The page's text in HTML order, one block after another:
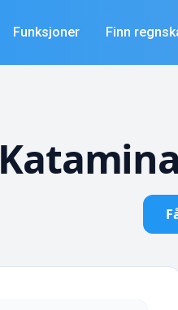
Funksjoner Finn